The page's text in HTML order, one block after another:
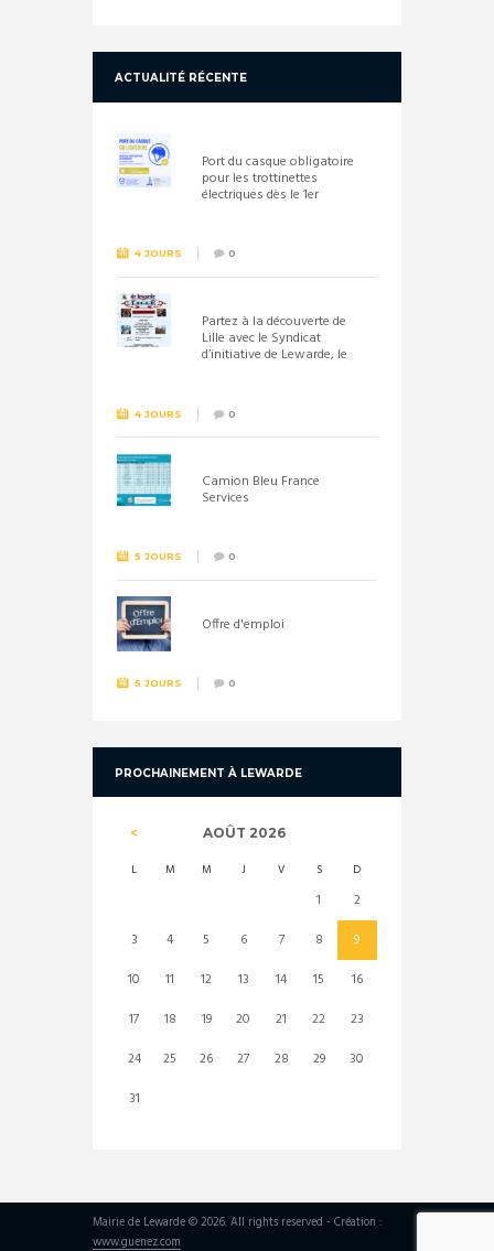
ACTUALITÉ RÉCENTE
Port du casque obligatoire
pour les trottinettes
électriques dès le 1er
4 JOURS 0
Partez à la découverte de
Lille avec le Syndicat
d’initiative de Lewarde, le
4 JOURS 0
Camion Bleu France
Services
5 JOURS 0
Offre d'emploi
5 JOURS 0
PROCHAINEMENT À LEWARDE
AOÛT 2026
L M M J V S D
1
2
3
4 5 6 7 8
9
10
11 12 13 14 15
16
17
18 19 20 21 22
23
24
25 26 27 28 29
30
31
Mairie de Lewarde © 2026. All rights reserved - Création :
www.guenez.com